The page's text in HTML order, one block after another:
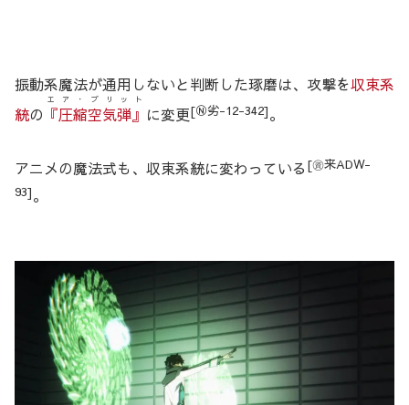
振動系魔法が通用しないと判断した琢磨は、攻撃を収束系
統の 『圧縮空気弾』
エア・ブリット
に変更[Ⓝ劣-12-342]。
アニメの魔法式も、収束系統に変わっている [㊮来ADW-
93]。